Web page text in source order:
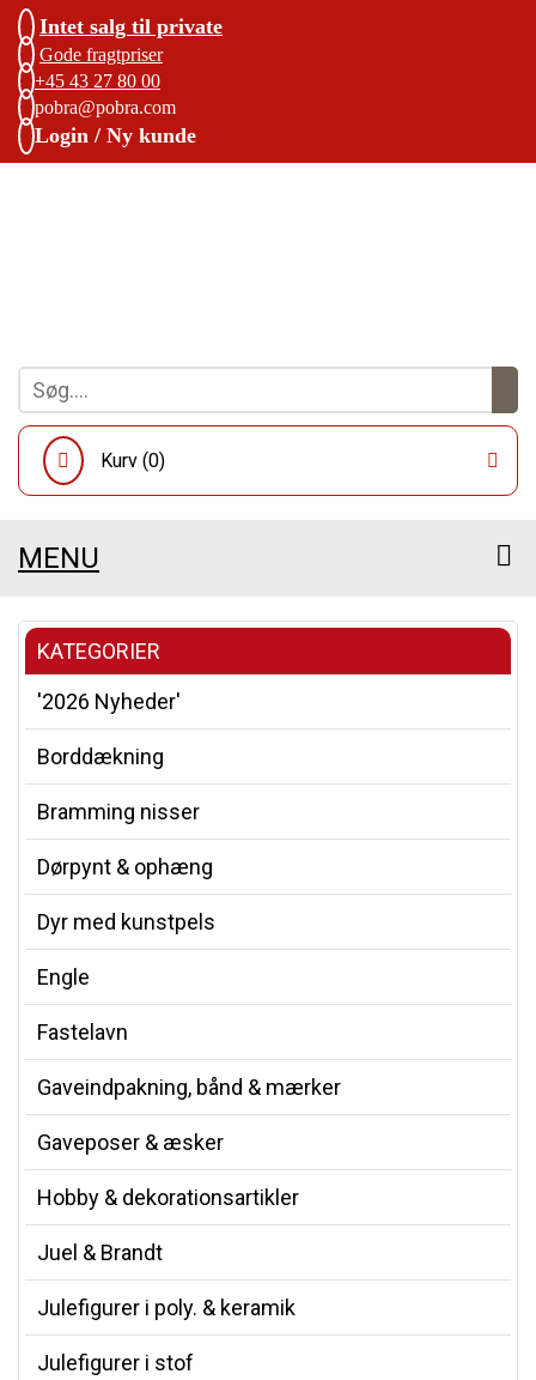
Intet salg til private
Gode fragtpriser
+45 43 27 80 00
pobra@pobra.com
Login / Ny kunde
Kurv (0)
MENU
KATEGORIER
'2026 Nyheder'
Borddækning
Bramming nisser
Dørpynt & ophæng
Dyr med kunstpels
Engle
Fastelavn
Gaveindpakning, bånd & mærker
Gaveposer & æsker
Hobby & dekorationsartikler
Juel & Brandt
Julefigurer i poly. & keramik
Julefigurer i stof